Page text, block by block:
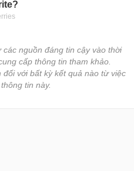
nguồn đáng tin cậy vào thời
cấp thông tin tham khảo.
với bất kỳ kết quả nào từ việc
tin này.